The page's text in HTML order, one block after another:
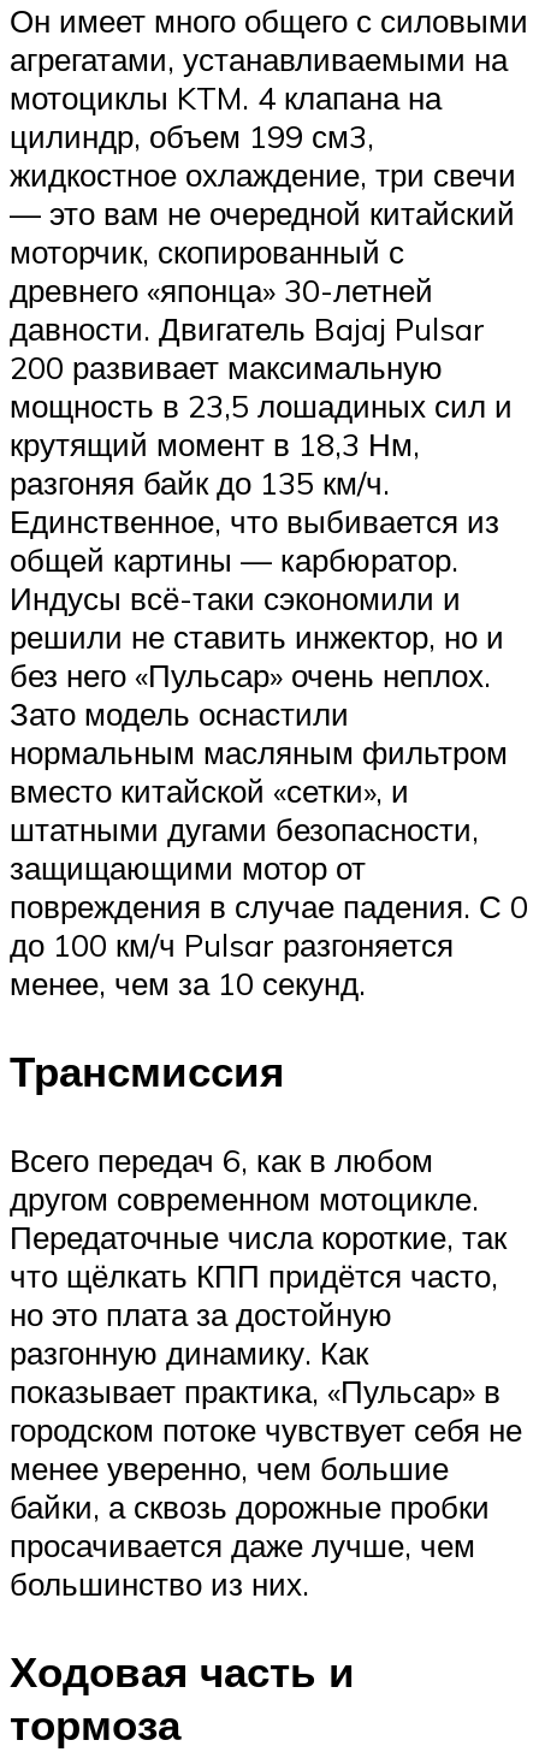
Он имеет много общего с силовыми
агрегатами, устанавливаемыми на
мотоциклы KTM. 4 клапана на
цилиндр, объем 199 см3,
жидкостное охлаждение, три свечи
— это вам не очередной китайский
моторчик, скопированный с
древнего «японца» 30-летней
давности. Двигатель Bajaj Pulsar
200 развивает максимальную
мощность в 23,5 лошадиных сил и
крутящий момент в 18,3 Нм,
разгоняя байк до 135 км/ч.
Единственное, что выбивается из
общей картины — карбюратор.
Индусы всё-таки сэкономили и
решили не ставить инжектор, но и
без него «Пульсар» очень неплох.
Зато модель оснастили
нормальным масляным фильтром
вместо китайской «сетки», и
штатными дугами безопасности,
защищающими мотор от
повреждения в случае падения. С 0
до 100 км/ч Pulsar разгоняется
менее, чем за 10 секунд.
Трансмиссия
Всего передач 6, как в любом
другом современном мотоцикле.
Передаточные числа короткие, так
что щёлкать КПП придётся часто,
но это плата за достойную
разгонную динамику. Как
показывает практика, «Пульсар» в
городском потоке чувствует себя не
менее уверенно, чем большие
байки, а сквозь дорожные пробки
просачивается даже лучше, чем
большинство из них.
Ходовая часть и
тормоза